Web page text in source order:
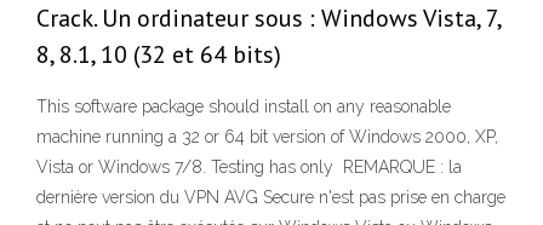
Crack. Un ordinateur sous : Windows Vista, 7,
8, 8.1, 10 (32 et 64 bits)
This software package should install on any reasonable
machine running a 32 or 64 bit version of Windows 2000, XP,
Vista or Windows 7/8. Testing has only REMARQUE : la
dernière version du VPN AVG Secure n'est pas prise en charge